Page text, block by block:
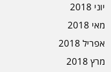
יוני 2018
מאי 2018
אפריל 2018
מרץ 2018